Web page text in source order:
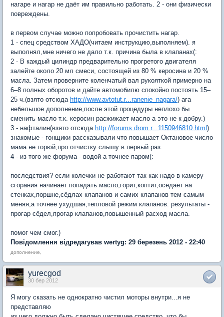
нагаре и нагар не даёт им правильно работать. 2 - они физически
повреждены.
в первом случае можно попробовать прочистить нагар.
1 - спец средством ХАДО(читаем инструкцию,выполняем). я
выполнял,мне ничего не дало т.к. причина была в клапанах(:
2 - В каждый цилиндр предварительно прогретого двигателя
залейте около 20 мл смеси, состоящей из 80 % керосина и 20 %
масла. Затем проверните коленчатый вал рукояткой примерно на
6–8 полных оборотов и дайте автомобилю спокойно постоять 15–
25 ч.(взято отсюда http://www.avtotut.r...ranenie_nagara/) ага
небельшое дополнение,после этой процедуры неплохо бы
сменить масло т.к. керосин расжижает масло а это не к добру.)
3 - нафталин(взято отсюда http://forums.drom.r...1150946810.html )
знакомые - гонщики рассказывали что повышает Октановое число
мама не горюй,про отчистку слышу в первый раз.
4 - из того же форума - водой а точнее паром(:
последствия? если колечки не работают так как надо в камеру
сгорания начинает попадать масло,горит,коптит,оседает на
стенках,поршне,сёдлах клапанов и самих клапанов тем самым
меняя,а точнее ухудшая,тепловой режим клапанов. результаты -
прогар сёдел,прогар клапанов,повышенный расход масла.
помог чем смог.)
Повідомлення відредагував wertyg: 29 березень 2012 - 22:40
дополнение,
yurecgod
30 бер 2012
Я могу сказать не однократно чистил моторы внутри...я не
представляю